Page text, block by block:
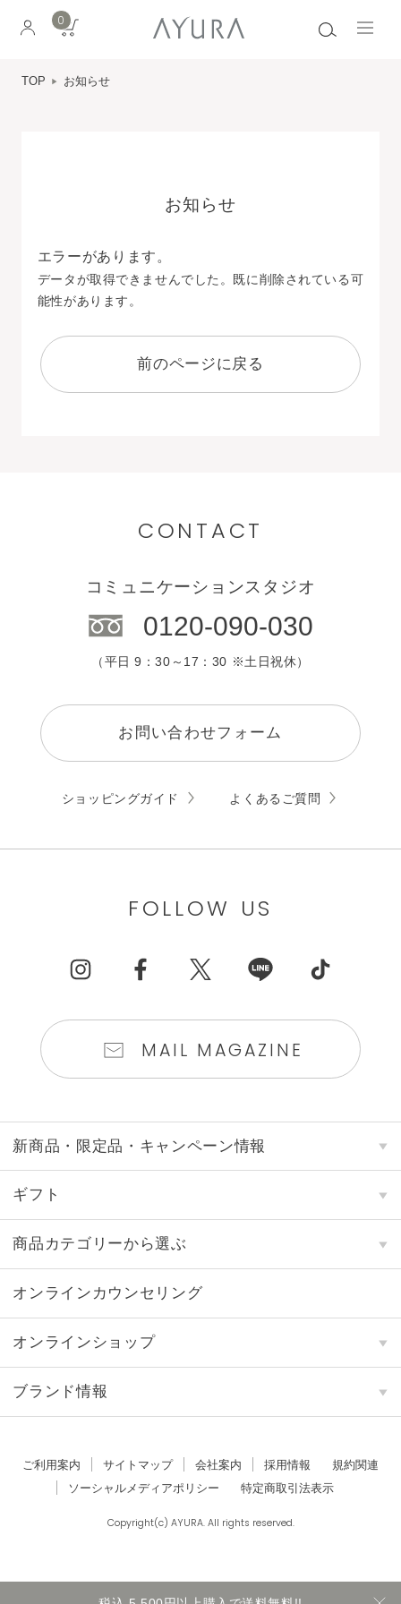
0
TOP お知らせ
お知らせ
エラーがあります。
データが取得できませんでした。既に削除されている可
能性があります。
前のページに戻る
CONTACT
コミュニケーションスタジオ
0120-090-030
（平日 9：30～17：30 ※土日祝休）
お問い合わせフォーム
ショッピングガイド よくあるご質問
FOLLOW US
MAIL MAGAZINE
新商品・限定品・キャンペーン情報
ギフト
商品カテゴリーから選ぶ
オンラインカウンセリング
オンラインショップ
ブランド情報
ご利用案内 サイトマップ 会社案内 採用情報
規約関連
ソーシャルメディアポリシー
特定商取引法表示
Copyright(c) AYURA. All rights reserved.